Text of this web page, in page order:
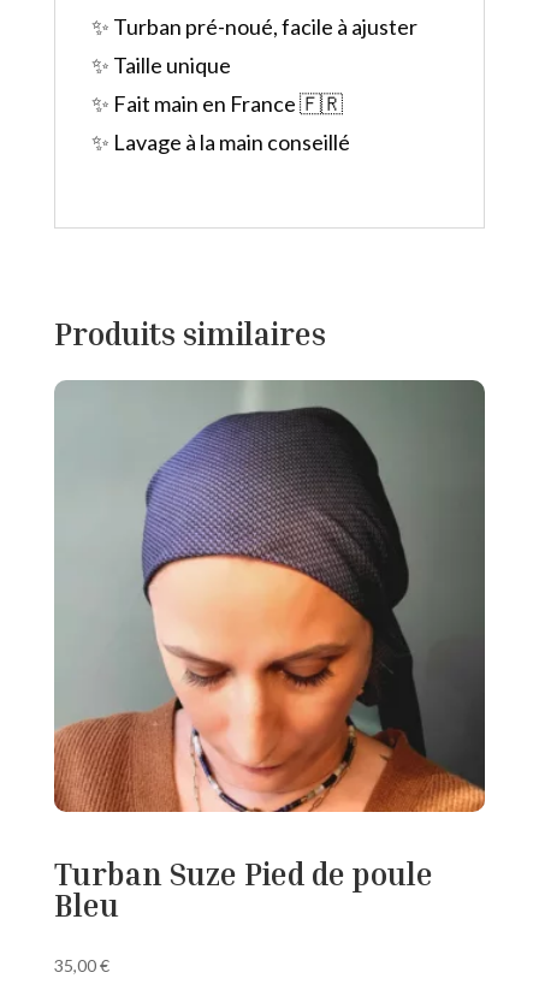
✨ Turban pré-noué, facile à ajuster
✨ Taille unique
✨ Fait main en France 🇫🇷
✨ Lavage à la main conseillé
Produits similaires
Turban Suze Pied de poule
Bleu
35,00€